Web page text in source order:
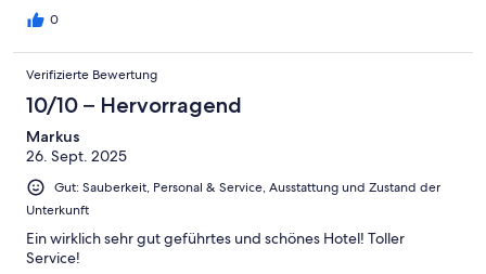
0
Verifizierte Bewertung
10/10 – Hervorragend
Markus
26. Sept. 2025
Gut: Sauberkeit, Personal & Service, Ausstattung und Zustand der
Unterkunft
Ein wirklich sehr gut geführtes und schönes Hotel! Toller
Service!